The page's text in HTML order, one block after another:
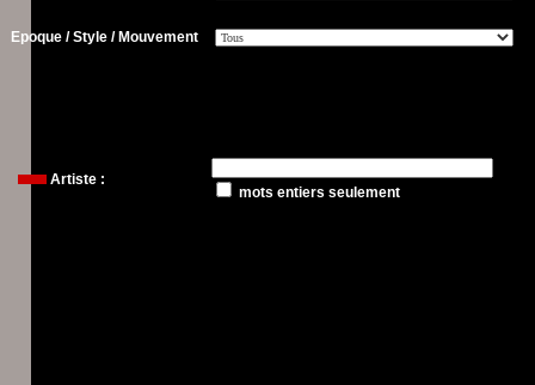
Epoque / Style / Mouvement
Artiste :
mots entiers seulement